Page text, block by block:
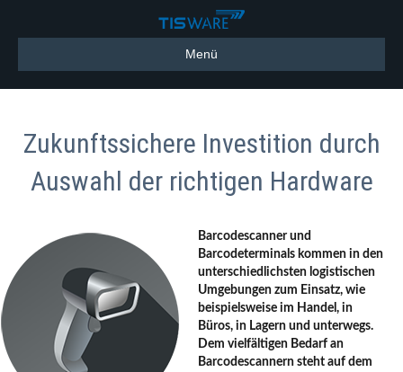
Menü
Zukunftssichere Investition durch
Auswahl der richtigen Hardware
Barcodescanner und
Barcodeterminals kommen in den
unterschiedlichsten logistischen
Umgebungen zum Einsatz, wie
beispielsweise im Handel, in
Büros, in Lagern und unterwegs.
Dem vielfältigen Bedarf an
Barcodescannern steht auf dem